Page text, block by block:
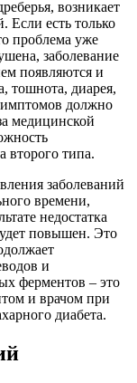
возникает
Если есть только
проблема уже
заболевание
появляются и
тошнота, диарея,
должно
медицинской
второго типа.
заболеваний
времени,
недостатка
повышен. Это
и
ферментов – это
и врачом при
диабета.